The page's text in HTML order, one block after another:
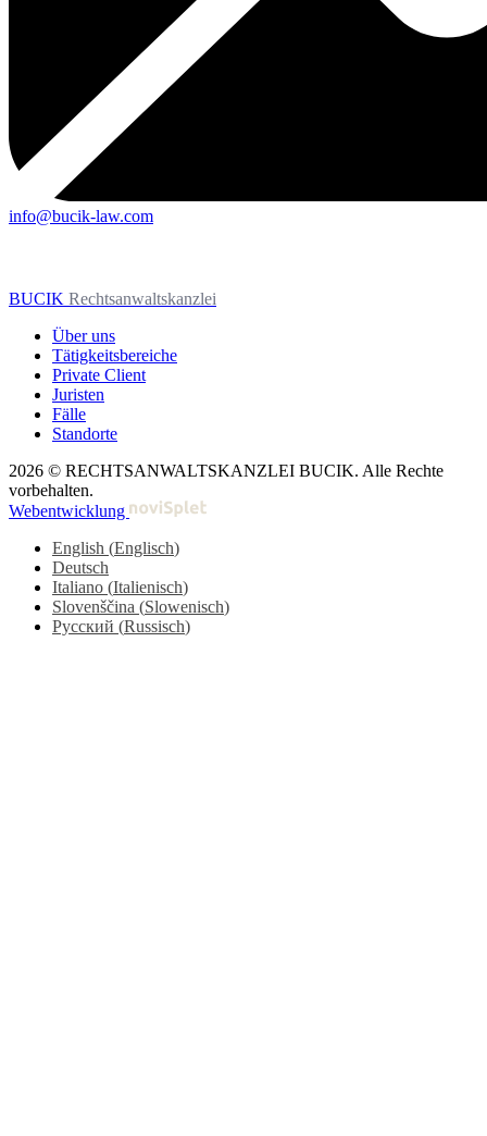
info@bucik-law.com
BUCIK Rechtsanwaltskanzlei
Über uns
Tätigkeitsbereiche
Private Client
Juristen
Fälle
Standorte
2026 © RECHTSANWALTSKANZLEI BUCIK. Alle Rechte
vorbehalten.
Webentwicklung
English (Englisch)
Deutsch
Italiano (Italienisch)
Slovenščina (Slowenisch)
Русский (Russisch)